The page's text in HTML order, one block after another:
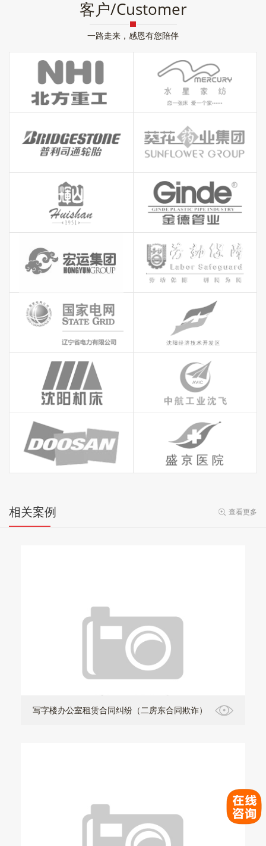
客户/Customer
一路走来，感恩有您陪伴
相关案例 查看更多
写字楼办公室租赁合同纠纷（二房东合同欺诈）